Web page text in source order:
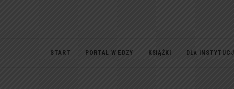
START PORTAL WIEDZY KSIĄŻKI DLA INSTYTUCJI